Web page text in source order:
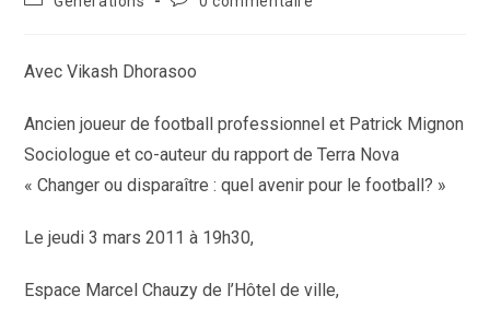
la
Avec Vikash Dhorasoo
Ancien joueur de football professionnel et Patrick Mignon
Sociologue et co-auteur du rapport de Terra Nova
« Changer ou disparaître : quel avenir pour le football? »
Le jeudi 3 mars 2011 à 19h30,
Espace Marcel Chauzy de l’Hôtel de ville,